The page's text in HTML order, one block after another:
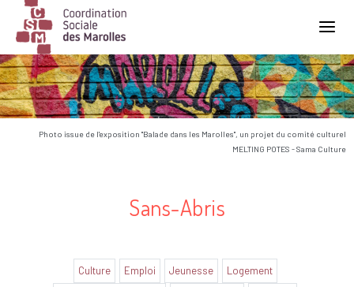
Main Navigation
Photo issue de l'exposition "Balade dans les Marolles", un projet du comité culturel
MELTING POTES - Sama Culture
Sans-Abris
Culture Emploi Jeunesse
Logement